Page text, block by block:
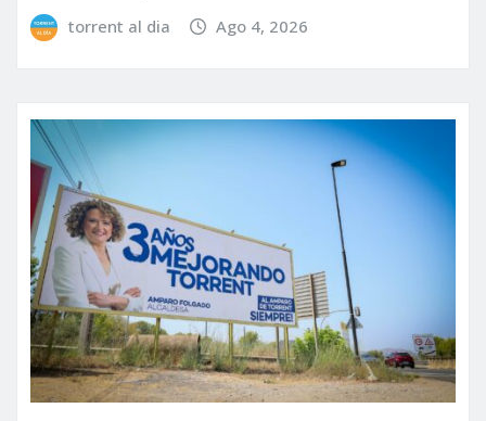
torrent al dia Ago 4, 2026